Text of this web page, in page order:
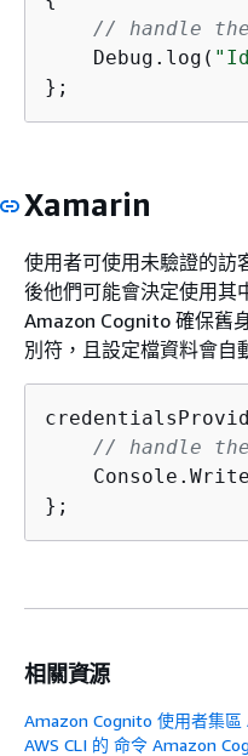
// handle the
    Debug.log(
};
Xamarin
使用者可使用未驗證的訪
後他們可能會決定使用其
Amazon Cognito 確保舊
別符，且設定檔資料會自
// handle the
};
相關資源
Amazon Cognito 使用者集區
AWS CLI 的 命令 Amazon